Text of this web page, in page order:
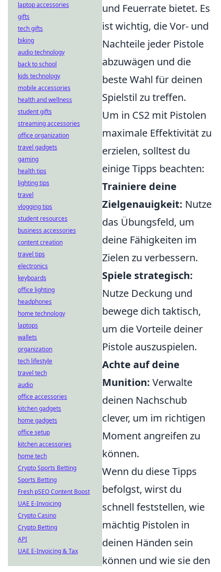
und Feuerrate bietet. Es
ist wichtig, die Vor- und
Nachteile jeder Pistole
abzuwägen und die
beste Wahl für deinen
Spielstil zu treffen.
Um in CS2 mit Pistolen
maximale Effektivität zu
erzielen, solltest du
einige Tipps beachten:
Trainiere deine
Zielgenauigkeit: Nutze
das Übungsfeld, um
deine Fähigkeiten im
Zielen zu verbessern.
Spiele strategisch:
Nutze Deckung und
bewege dich taktisch,
um die Vorteile deiner
Pistole auszuspielen.
Achte auf deine
Munition: Verwalte
deinen Nachschub
clever, um im richtigen
Moment angreifen zu
können.
Wenn du diese Tipps
befolgst, wirst du
schnell feststellen, wie
mächtig Pistolen in
deinen Händen sein
können und wie sie den
laptop accessories
gifts
tech gifts
biking
audio technology
back to school
kids technology
mobile accessories
health and wellness
student gifts
streaming accessories
office organization
travel gadgets
gaming
health tips
lighting tips
travel
vlogging tips
student resources
business accessories
content creation
travel tips
electronics
keyboards
office lighting
headphones
home technology
laptops
wallets
organization
tech lifestyle
travel tech
audio
office accessories
kitchen gadgets
home gadgets
office setup
kitchen accessories
home tech
Crypto Sports Betting
Sports Betting
Fresh pSEO Content Boost
UAE E-Invoicing
Crypto Casino
Crypto Betting
API
UAE E-Invoicing & Tax